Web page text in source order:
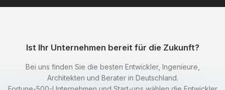
Ist Ihr Unternehmen bereit für die Zukunft?
Bei uns finden Sie die besten Entwickler, Ingenieure,
Architekten und Berater in Deutschland.